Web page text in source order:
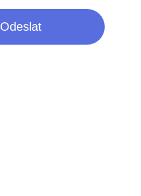
Odeslat